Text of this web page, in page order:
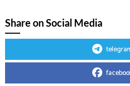
Share on Social Media